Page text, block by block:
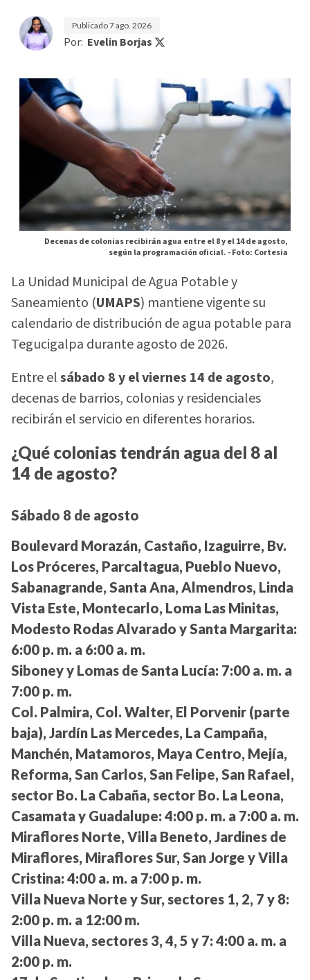
Publicado7 ago. 2026
Por: Evelin Borjas
Decenas de colonias recibirán agua entre el 8 y el 14 de agosto,
según la programación oficial. -Foto: Cortesia
La Unidad Municipal de Agua Potable y
Saneamiento (UMAPS) mantiene vigente su
calendario de distribución de agua potable para
Tegucigalpa durante agosto de 2026.
Entre elsábado 8 y el viernes 14 de agosto,
decenas de barrios, colonias y residenciales
recibirán el servicio en diferentes horarios.
¿Qué colonias tendrán agua del 8 al
14 de agosto?
Sábado 8 de agosto
Boulevard Morazán, Castaño, Izaguirre, Bv.
Los Próceres, Parcaltagua, Pueblo Nuevo,
Sabanagrande, Santa Ana, Almendros, Linda
Vista Este, Montecarlo, Loma Las Minitas,
Modesto Rodas Alvarado y Santa Margarita:
6:00 p. m. a 6:00 a. m.
Siboney y Lomas de Santa Lucía: 7:00 a. m. a
7:00 p. m.
Col. Palmira, Col. Walter, El Porvenir (parte
baja), Jardín Las Mercedes, La Campaña,
Manchén, Matamoros, Maya Centro, Mejía,
Reforma, San Carlos, San Felipe, San Rafael,
sector Bo. La Cabaña, sector Bo. La Leona,
Casamata y Guadalupe: 4:00 p. m. a 7:00 a. m.
Miraflores Norte, Villa Beneto, Jardines de
Miraflores, Miraflores Sur, San Jorge y Villa
Cristina: 4:00 a. m. a 7:00 p. m.
Villa Nueva Norte y Sur, sectores 1, 2, 7 y 8:
2:00 p. m. a 12:00 m.
Villa Nueva, sectores 3, 4, 5 y 7: 4:00 a. m. a
2:00 p. m.